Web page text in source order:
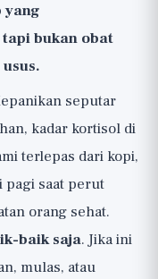
yang
bukan obat
seputar
kadar kortisol di
terlepas dari kopi,
pagi saat perut
orang sehat.
baik saja. Jika ini
mulas, atau